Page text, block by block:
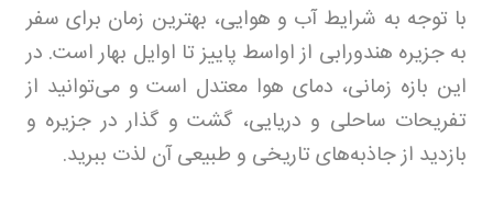
با توجه به شرایط آب و هوایی، بهترین زمان برای سفر
به جزیره هندورابی از اواسط پاییز تا اوایل بهار است. در
این بازه زمانی، دمای هوا معتدل است و می‌توانید از
تفریحات ساحلی و دریایی، گشت و گذار در جزیره و
بازدید از جاذبه‌های تاریخی و طبیعی آن لذت ببرید.